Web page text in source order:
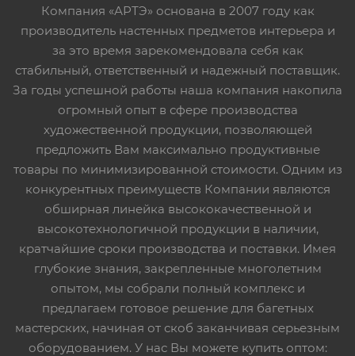
Компания «АРТЭ» основана в 2007 году как
производитель настенных предметов интерьера и
за это время зарекомендовала себя как
стабильный, ответственный и надежный поставщик.
За годы успешной работы наша компания накопила
огромный опыт в сфере производства
художественной продукции, позволяющей
предложить Вам максимально продуктивные
товары по минимизированной стоимости. Одним из
конкурентных преимуществ Компании являются
обширная линейка высококачественной и
высокотехнологичной продукции в наличии,
кратчайшие сроки производства и поставки. Имея
глубокие знания, закрепленные многолетним
опытом, мы собрали полный комплекс и
предлагаем готовое решение для багетных
мастерских, начиная от скоб заканчивая серьезным
оборудованием. У нас Вы можете купить оптом: